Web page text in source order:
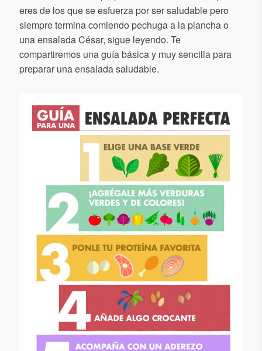
eres de los que se esfuerza por ser saludable pero
siempre termina comiendo pechuga a la plancha o
una ensalada César, sigue leyendo. Te
compartiremos una guía básica y muy sencilla para
preparar una ensalada saludable.